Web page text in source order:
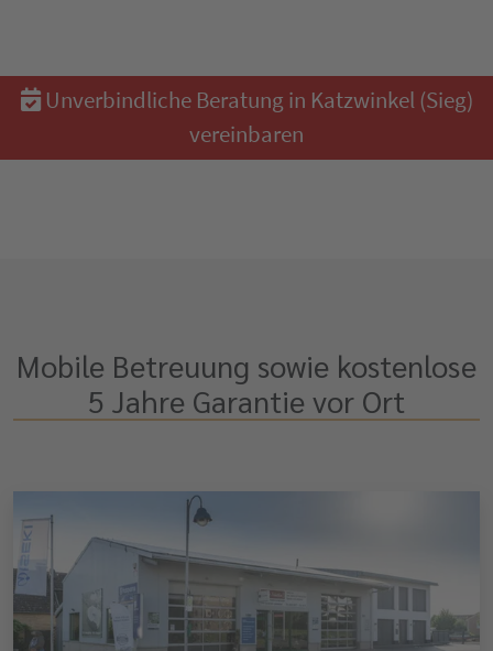
Unverbindliche Beratung in Katzwinkel (Sieg)
vereinbaren
Mobile Betreuung sowie kostenlose
5 Jahre Garantie vor Ort